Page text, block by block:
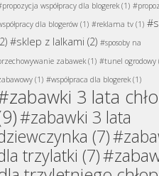
współpracy dla blogerek(1)
dla blogerów (1) #reklama tv (1)
#sklep z lalkami (2) #sposoby na
zabawek(1) #tunel ogrodowy
(1) #współpraca dla blogerek(1)
3 lata
#zabawki 3 lata
(7)
trzylatki (7)